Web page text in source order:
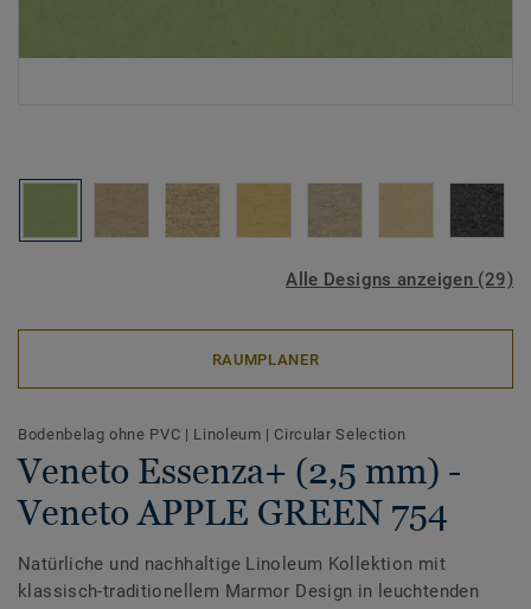
Alle Designs anzeigen (29)
RAUMPLANER
Bodenbelag ohne PVC | Linoleum | Circular Selection
Veneto Essenza+ (2,5 mm) -
Veneto APPLE GREEN 754
Natürliche und nachhaltige Linoleum Kollektion mit
klassisch-traditionellem Marmor Design in leuchtenden